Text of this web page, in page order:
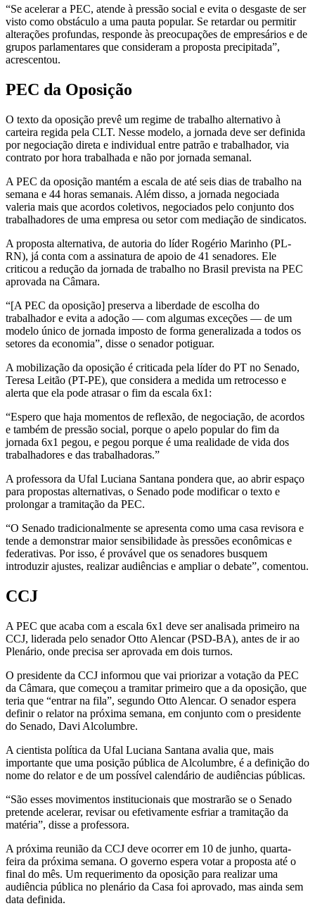
“Se acelerar a PEC, atende à pressão social e evita o desgaste de ser
visto como obstáculo a uma pauta popular. Se retardar ou permitir
alterações profundas, responde às preocupações de empresários e de
grupos parlamentares que consideram a proposta precipitada”,
acrescentou.
PEC da Oposição
O texto da oposição prevê um regime de trabalho alternativo à
carteira regida pela CLT. Nesse modelo, a jornada deve ser definida
por negociação direta e individual entre patrão e trabalhador, via
contrato por hora trabalhada e não por jornada semanal.
A PEC da oposição mantém a escala de até seis dias de trabalho na
semana e 44 horas semanais. Além disso, a jornada negociada
valeria mais que acordos coletivos, negociados pelo conjunto dos
trabalhadores de uma empresa ou setor com mediação de sindicatos.
A proposta alternativa, de autoria do líder Rogério Marinho (PL-
RN), já conta com a assinatura de apoio de 41 senadores. Ele
criticou a redução da jornada de trabalho no Brasil prevista na PEC
aprovada na Câmara.
“[A PEC da oposição] preserva a liberdade de escolha do
trabalhador e evita a adoção — com algumas exceções — de um
modelo único de jornada imposto de forma generalizada a todos os
setores da economia”, disse o senador potiguar.
A mobilização da oposição é criticada pela líder do PT no Senado,
Teresa Leitão (PT-PE), que considera a medida um retrocesso e
alerta que ela pode atrasar o fim da escala 6x1:
“Espero que haja momentos de reflexão, de negociação, de acordos
e também de pressão social, porque o apelo popular do fim da
jornada 6x1 pegou, e pegou porque é uma realidade de vida dos
trabalhadores e das trabalhadoras.”
A professora da Ufal Luciana Santana pondera que, ao abrir espaço
para propostas alternativas, o Senado pode modificar o texto e
prolongar a tramitação da PEC.
“O Senado tradicionalmente se apresenta como uma casa revisora e
tende a demonstrar maior sensibilidade às pressões econômicas e
federativas. Por isso, é provável que os senadores busquem
introduzir ajustes, realizar audiências e ampliar o debate”, comentou.
CCJ
A PEC que acaba com a escala 6x1 deve ser analisada primeiro na
CCJ, liderada pelo senador Otto Alencar (PSD-BA), antes de ir ao
Plenário, onde precisa ser aprovada em dois turnos.
O presidente da CCJ informou que vai priorizar a votação da PEC
da Câmara, que começou a tramitar primeiro que a da oposição, que
teria que “entrar na fila”, segundo Otto Alencar. O senador espera
definir o relator na próxima semana, em conjunto com o presidente
do Senado, Davi Alcolumbre.
A cientista política da Ufal Luciana Santana avalia que, mais
importante que uma posição pública de Alcolumbre, é a definição do
nome do relator e de um possível calendário de audiências públicas.
“São esses movimentos institucionais que mostrarão se o Senado
pretende acelerar, revisar ou efetivamente esfriar a tramitação da
matéria”, disse a professora.
A próxima reunião da CCJ deve ocorrer em 10 de junho, quarta-
feira da próxima semana. O governo espera votar a proposta até o
final do mês. Um requerimento da oposição para realizar uma
audiência pública no plenário da Casa foi aprovado, mas ainda sem
data definida.